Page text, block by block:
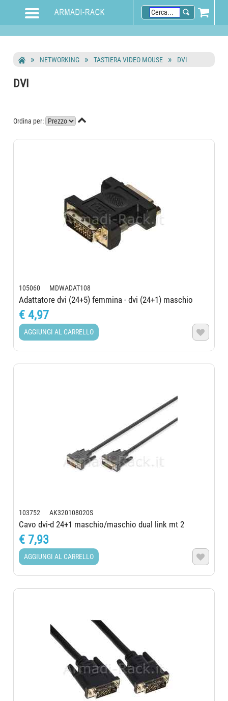
NETWORKING TASTIERA VIDEO MOUSE DVI
DVI
Ordina per: 
105060 MDWADAT108
Adattatore dvi (24+5) femmina - dvi (24+1) maschio
€ 4,97
AGGIUNGI AL CARRELLO 
103752 AK320108020S
Cavo dvi-d 24+1 maschio/maschio dual link mt 2
€ 7,93
AGGIUNGI AL CARRELLO 